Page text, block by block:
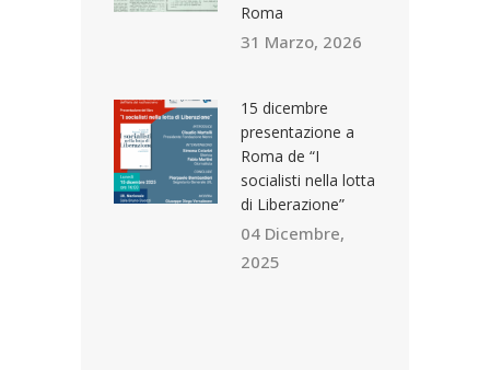
Roma
31 Marzo, 2026
15 dicembre
presentazione a
Roma de “I
socialisti nella lotta
di Liberazione”
04 Dicembre,
2025